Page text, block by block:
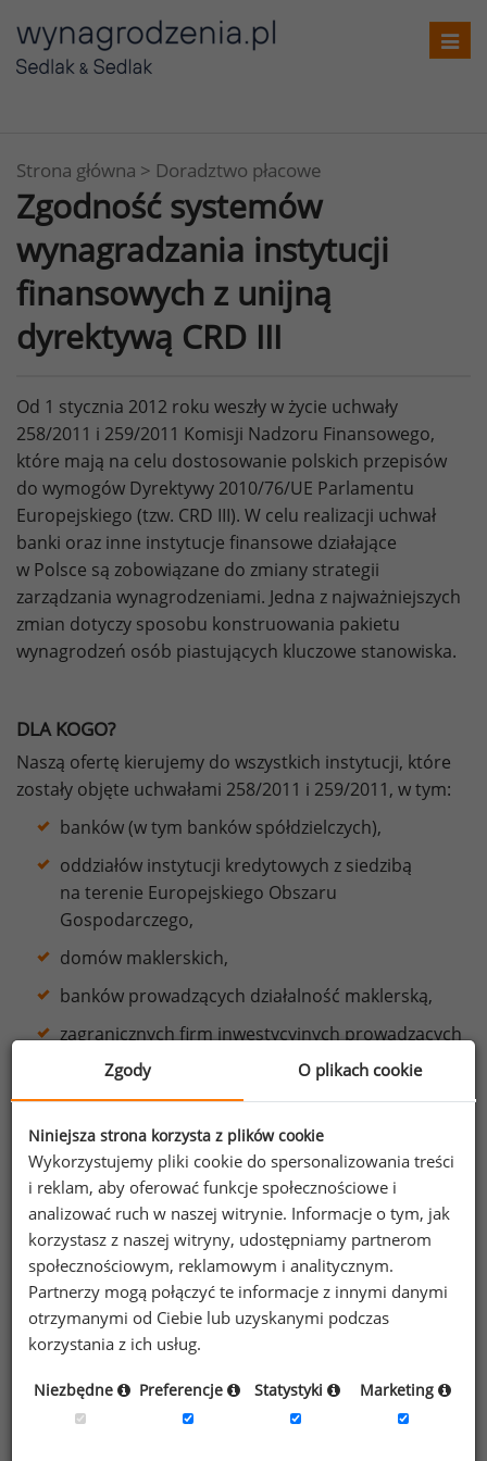
Strona główna > Doradztwo płacowe
Zgodność systemów
wynagradzania instytucji
finansowych z unijną
dyrektywą CRD III
Od 1 stycznia 2012 roku weszły w życie uchwały
258/2011 i 259/2011 Komisji Nadzoru Finansowego,
które mają na celu dostosowanie polskich przepisów
do wymogów Dyrektywy 2010/76/UE Parlamentu
Europejskiego (tzw. CRD III). W celu realizacji uchwał
banki oraz inne instytucje finansowe działające
w Polsce są zobowiązane do zmiany strategii
zarządzania wynagrodzeniami. Jedna z najważniejszych
zmian dotyczy sposobu konstruowania pakietu
wynagrodzeń osób piastujących kluczowe stanowiska.
DLA KOGO?
Naszą ofertę kierujemy do wszystkich instytucji, które
zostały objęte uchwałami 258/2011 i 259/2011, w tym:
banków (w tym banków spółdzielczych),
oddziałów instytucji kredytowych z siedzibą
na terenie Europejskiego Obszaru
Gospodarczego,
domów maklerskich,
banków prowadzących działalność maklerską,
zagranicznych firm inwestycyjnych prowadzących
działalność maklerską w Polsce.
PRZEBIEG PROJEKTU
W ramach projektu dokonamy przeglądu polityki
wynagrodzeń, pod kątem zmian, jakie wprowadzają
powyższe uchwały. W oparciu o wewnętrzne
regulaminy, opisy stanowisk pracy zidentyfikujemy
kluczowe stanowiska.
analizę dostosowania polityki wynagrodzeń
Zgody O plikach cookie
Niniejsza strona korzysta z plików cookie
Wykorzystujemy pliki cookie do spersonalizowania treści
i reklam, aby oferować funkcje społecznościowe i
analizować ruch w naszej witrynie. Informacje o tym, jak
korzystasz z naszej witryny, udostępniamy partnerom
społecznościowym, reklamowym i analitycznym.
Partnerzy mogą połączyć te informacje z innymi danymi
otrzymanymi od Ciebie lub uzyskanymi podczas
korzystania z ich usług.
Niezbędne Preferencje Statystyki Marketing